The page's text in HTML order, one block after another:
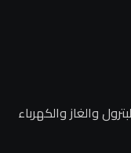
والغاز والكهرباء